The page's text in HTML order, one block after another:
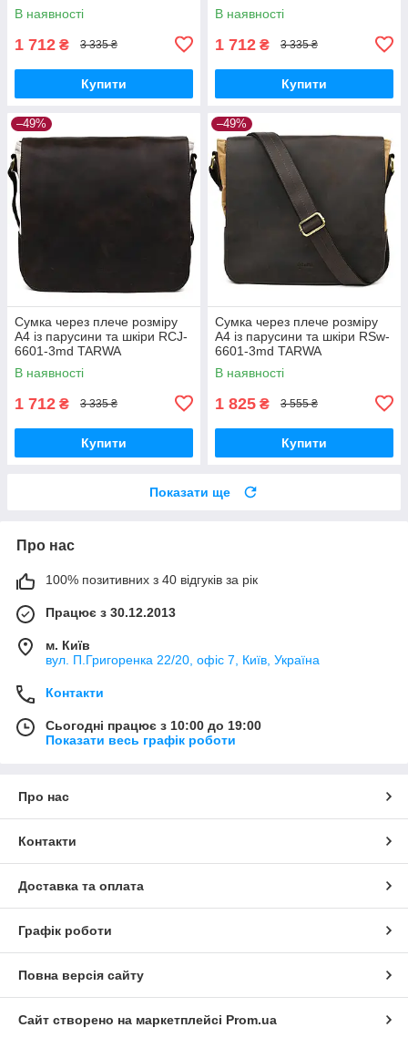
В наявності
1 712 ₴ 3 335 ₴
Купити
В наявності
1 712 ₴ 3 335 ₴
Купити
–49%
Сумка через плече розміру
А4 із парусини та шкіри RCJ-
6601-3md TARWA
В наявності
1 712 ₴ 3 335 ₴
Купити
–49%
Сумка через плече розміру
А4 із парусини та шкіри RSw-
6601-3md TARWA
В наявності
1 825 ₴ 3 555 ₴
Купити
Показати ще
Про нас
100% позитивних з 40 відгуків за рік
Працює з 30.12.2013
м. Київ
вул. П.Григоренка 22/20, офіс 7, Київ, Україна
Контакти
Сьогодні працює з 10:00 до 19:00
Показати весь графік роботи
Про нас
Контакти
Доставка та оплата
Графік роботи
Повна версія сайту
Сайт створено на маркетплейсі Prom.ua